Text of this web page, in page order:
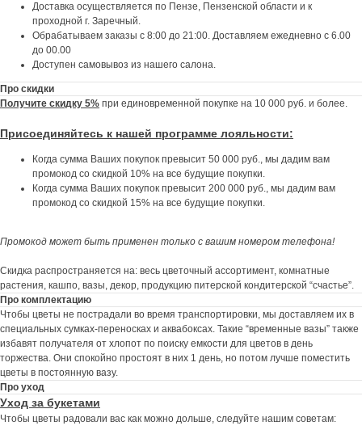
Доставка осуществляется по Пензе, Пензенской области и к
проходной г. Заречный.
Обрабатываем заказы с 8:00 до 21:00. Доставляем ежедневно с 6.00
до 00.00
Доступен самовывоз из нашего салона.
Про скидки
Получите скидку 5% при единовременной покупке на 10 000 руб. и более.
Присоединяйтесь к нашей программе лояльности:
Когда сумма Ваших покупок превысит 50 000 руб., мы дадим вам
промокод со скидкой 10% на все будущие покупки.
Когда сумма Ваших покупок превысит 200 000 руб., мы дадим вам
промокод со скидкой 15% на все будущие покупки.
Промокод может быть применен только с вашим номером телефона!
Скидка распространяется на: весь цветочный ассортимент, комнатные
растения, кашпо, вазы, декор, продукцию питерской кондитерской “счастье”.
Про комплектацию
Чтобы цветы не пострадали во время транспортировки, мы доставляем их в
специальных сумках-переносках и аквабоксах. Такие “временные вазы” также
избавят получателя от хлопот по поиску емкости для цветов в день
торжества. Они спокойно простоят в них 1 день, но потом лучше поместить
цветы в постоянную вазу.
Про уход
Уход за букетами
Чтобы цветы радовали вас как можно дольше, следуйте нашим советам: